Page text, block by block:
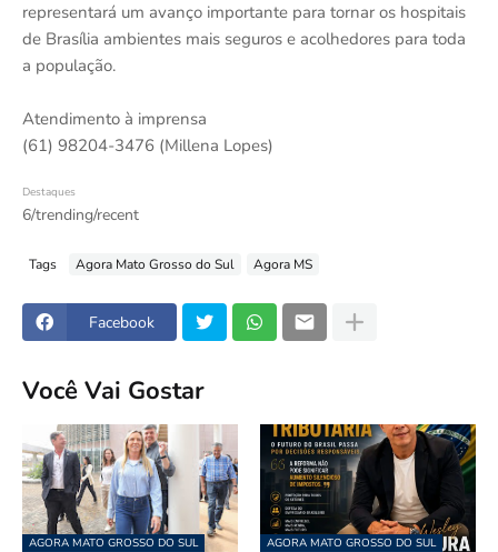
representará um avanço importante para tornar os hospitais
de Brasília ambientes mais seguros e acolhedores para toda
a população.
Atendimento à imprensa
(61) 98204-3476 (Millena Lopes)
Destaques
6/trending/recent
Tags Agora Mato Grosso do Sul Agora MS
Facebook
Você Vai Gostar
AGORA MATO GROSSO DO SUL AGORA MATO GROSSO DO SUL